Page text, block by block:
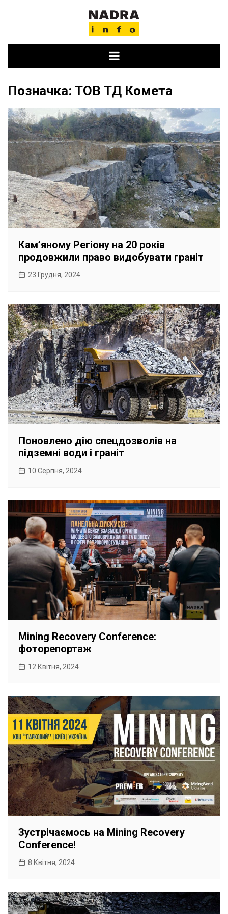
Позначка: ТОВ ТД Комета
Камʼяному Регіону на 20 років
продовжили право видобувати граніт
23 Грудня, 2024
Поновлено дію спецдозволів на
підземні води і граніт
10 Серпня, 2024
Mining Recovery Conference:
фоторепортаж
12 Квітня, 2024
Зустрічаємось на Mining Recovery
Conference!
8 Квітня, 2024